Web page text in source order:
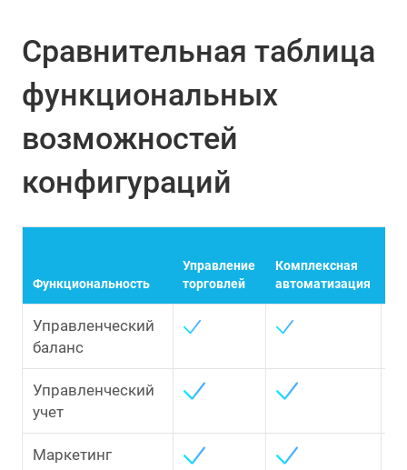
Сравнительная таблица
функциональных
возможностей
конфигураций
Функциональность
Управление
торговлей
Комплексная
автоматизация
Управленческий
баланс
Управленческий
учет
Маркетинг